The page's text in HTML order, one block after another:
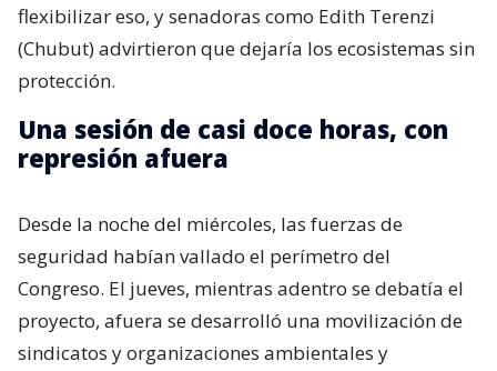
flexibilizar eso, y senadoras como Edith Terenzi
(Chubut) advirtieron que dejaría los ecosistemas sin
protección.
Una sesión de casi doce horas, con
represión afuera
Desde la noche del miércoles, las fuerzas de
seguridad habían vallado el perímetro del
Congreso. El jueves, mientras adentro se debatía el
proyecto, afuera se desarrolló una movilización de
sindicatos y organizaciones ambientales y